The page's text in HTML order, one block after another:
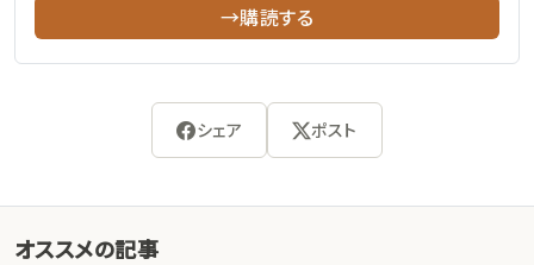
→購読する
シェア ポスト
オススメの記事